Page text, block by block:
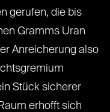
gerufen, die bis
Gramms Uran
Anreicherung also
Stück sicherer
erhofft sich